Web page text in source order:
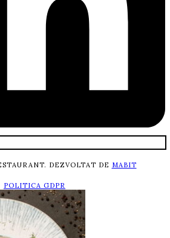
DEZVOLTAT DE MABIT
POLITICA GDPR